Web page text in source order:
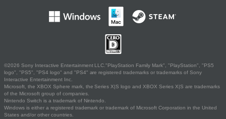
©2026 Sony Interactive Entertainment LLC."PlayStation Family Mark", "PlayStation", "PS5
logo", "PS5", "PS4 logo" and "PS4" are registered trademarks or trademarks of Sony
Interactive Entertainment Inc.
Microsoft, the XBOX Sphere mark, the Series X|S logo and XBOX Series X|S are trademarks
of the Microsoft group of companies.
Nintendo Switch is a trademark of Nintendo.
Windows is either a registered trademark or trademark of Microsoft Corporation in the United
States and/or other countries.